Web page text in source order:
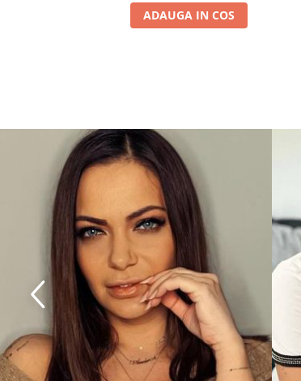
ADAUGA IN COS